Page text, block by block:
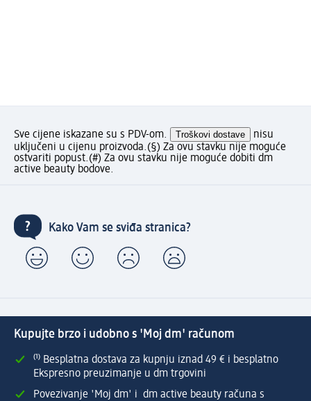
Sve cijene iskazane su s PDV-om. Troškovi dostave
nisu
uključeni u cijenu proizvoda.(§) Za ovu stavku nije moguće
ostvariti popust.(#) Za ovu stavku nije moguće dobiti dm
active beauty bodove.
Kako Vam se sviđa stranica?
Kupujte brzo i udobno s 'Moj dm' računom
⁽¹⁾ Besplatna dostava za kupnju iznad 49 € i besplatno
Ekspresno preuzimanje u dm trgovini
Povezivanje 'Moj dm' i dm active beauty računa s